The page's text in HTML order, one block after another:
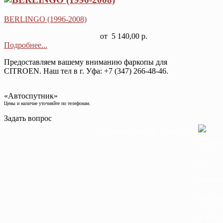
BERLINGO (1996-2008)
от 5 140,00 р.
Подробнее...
Предоставляем вашему вниманию фаркопы для
CITROEN. Наш тел в г. Уфа: +7 (347) 266-48-46.
«Автоспутник»
Цены и наличие уточняйте по телефонам.
Задать вопрос